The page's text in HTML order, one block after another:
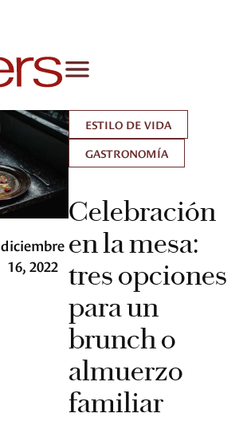
diciembre
16, 2022
ESTILO DE VIDA
GASTRONOMÍA
Celebración
en la mesa:
tres opciones
para un
brunch o
almuerzo
familiar